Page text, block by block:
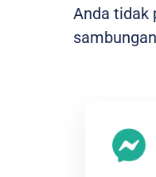
Anda tidak